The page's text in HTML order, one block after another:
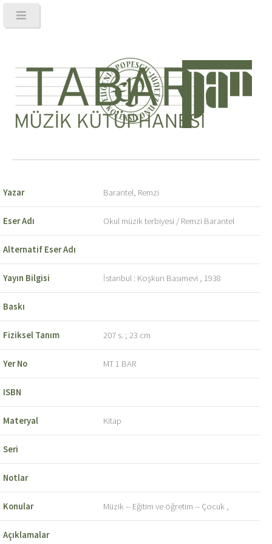
Yazar Barantel, Remzi
Eser Adı Okul müzik terbiyesi / Remzi Barantel
Alternatif Eser Adı
Yayın Bilgisi İstanbul : Koşkun Basımevi , 1938
Baskı
Fiziksel Tanım 207 s. ; 23 cm
Yer No MT 1 BAR
ISBN
Materyal Kitap
Seri
Notlar
Konular Müzik -- Eğitim ve öğretim -- Çocuk ,
Açıklamalar